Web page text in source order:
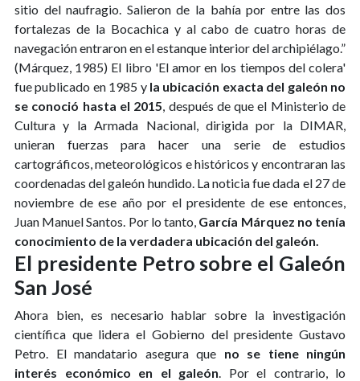
sitio del naufragio. Salieron de la bahía por entre las dos
fortalezas de la Bocachica y al cabo de cuatro horas de
navegación entraron en el estanque interior del archipiélago.”
(Márquez, 1985) El libro 'El amor en los tiempos del colera'
fue publicado en 1985 y la ubicación exacta del galeón no
se conoció hasta el 2015, después de que el Ministerio de
Cultura y la Armada Nacional, dirigida por la DIMAR,
unieran fuerzas para hacer una serie de estudios
cartográficos, meteorológicos e históricos y encontraran las
coordenadas del galeón hundido. La noticia fue dada el 27 de
noviembre de ese año por el presidente de ese entonces,
Juan Manuel Santos. Por lo tanto, García Márquez no tenía
conocimiento de la verdadera ubicación del galeón.
El presidente Petro sobre el Galeón
San José
Ahora bien, es necesario hablar sobre la investigación
científica que lidera el Gobierno del presidente Gustavo
Petro. El mandatario asegura que no se tiene ningún
interés económico en el galeón. Por el contrario, lo